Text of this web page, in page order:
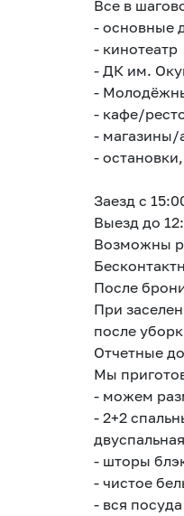
Все в
- основные
- кинотеатр
- ДК им.
-
- кафе/
- магазины/
-
Заезд с
Выезд до
Возможны
После
При
после
Отчетные
Мы
- можем
- 2+2
- шторы
- чистое
- вся